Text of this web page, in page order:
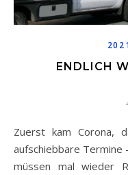
ENDLICH
Zuerst kam Corona, dann gab es noch ein paar nicht
aufschiebbare Termine
müssen mal wieder